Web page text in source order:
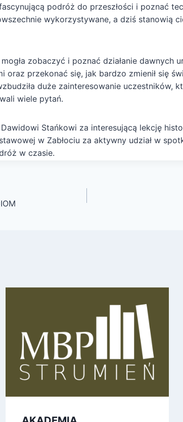
podróż do przeszłości i poznać
wykorzystywane, a dziś stanowią
zobaczyć i poznać działanie dawnych
oraz przekonać się, jak bardzo zmienił się
duże zainteresowanie uczestników,
wiele pytań.
Stańkowi za interesującą lekcję
w Zabłociu za aktywny udział w
w czasie.